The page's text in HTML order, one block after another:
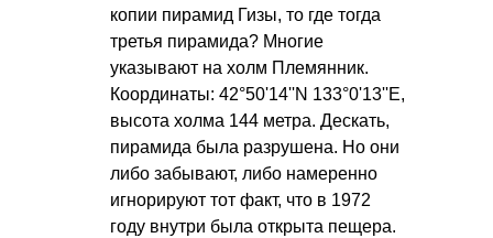
копии пирамид Гизы, то где тогда
третья пирамида? Многие
указывают на холм Племянник.
Координаты: 42°50'14''N 133°0'13''E,
высота холма 144 метра. Дескать,
пирамида была разрушена. Но они
либо забывают, либо намеренно
игнорируют тот факт, что в 1972
году внутри была открыта пещера.